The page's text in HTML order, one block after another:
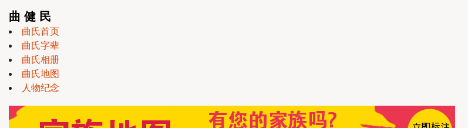
曲 健 民
曲氏首页
曲氏字辈
曲氏相册
曲氏地图
人物纪念